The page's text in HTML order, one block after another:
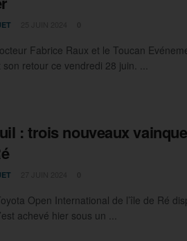
Fabrice Raux et le Toucan
retour ce vendredi 28 juin. ...
: trois nouveaux
Open International de l’île de Ré
achevé hier sous un ...